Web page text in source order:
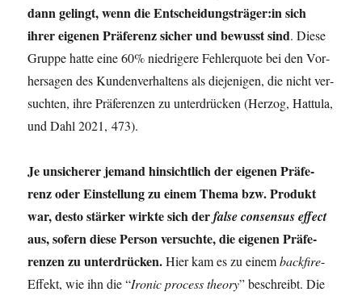
dann gelingt, wenn die Entscheidungsträger:in sich
ihrer eige­nen Prä­fe­renz sicher und bewusst sind. Die­se
Grup­pe hat­te eine 60% nied­ri­ge­re Feh­ler­quo­te bei den Vor­
her­sa­gen des Kun­den­ver­hal­tens als die­je­ni­gen, die nicht ver­
such­ten, ihre Prä­fe­ren­zen zu unter­drü­cken (Her­zog, Hat­tu­la,
und Dahl 2021, 473).
Je unsi­che­rer jemand hin­sicht­lich der eige­nen Prä­fe­
renz oder Ein­stel­lung zu einem The­ma bzw. Pro­dukt
war, des­to stär­ker wirk­te sich derfal­se con­sen­sus effect
aus, sofern die­se Per­son ver­such­te, die eige­nen Prä­fe­
ren­zen zu unter­drü­cken.Hier kam es zu einemback­fi­re-
Effekt, wie ihn die “Iro­nic pro­cess theo­ry” beschreibt. Die